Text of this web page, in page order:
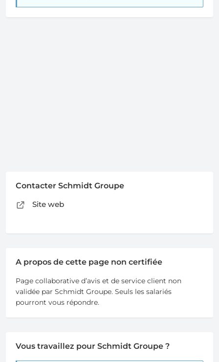
Contacter Schmidt Groupe
Site web
A propos de cette page non certifiée
Page collaborative d’avis et de service client non
validée par Schmidt Groupe. Seuls les salariés
pourront vous répondre.
Vous travaillez pour Schmidt Groupe ?